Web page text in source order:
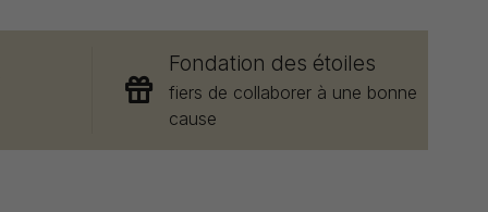
Fondation des étoiles
fiers de collaborer à une bonne
cause